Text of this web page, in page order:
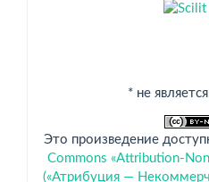
* не
Это произведение
Commons «Attribution-
(«Атрибуция —